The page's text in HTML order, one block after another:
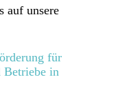
auf unsere
für
Betriebe in